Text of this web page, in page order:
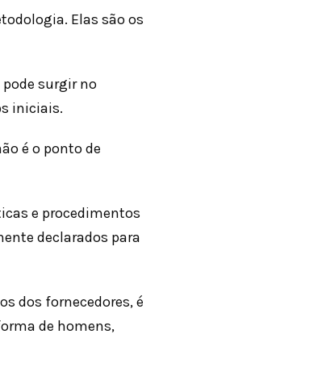
Elas são os
surgir no
iniciais.
é o ponto de
e procedimentos
declarados para
dos fornecedores, é
de homens,